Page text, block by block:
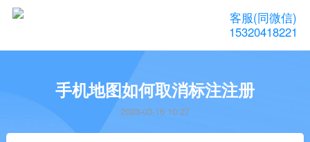
客服(同微信)
15320418221
手机地图如何取消标注注册
2023-03-16 10:27